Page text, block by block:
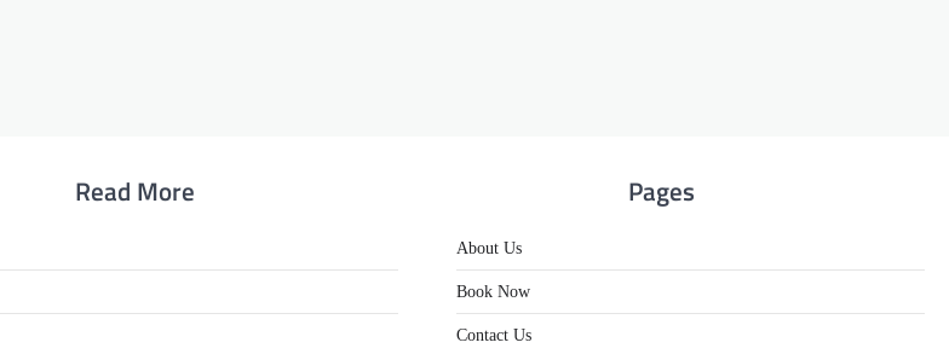
Read More Pages
About Us
Book Now
Contact Us